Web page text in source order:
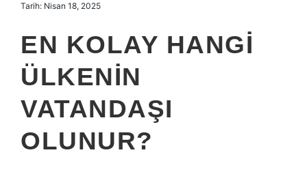
Tarih: Nisan 18, 2025
EN KOLAY HANGI
ÜLKENIN
VATANDAŞI
OLUNUR?